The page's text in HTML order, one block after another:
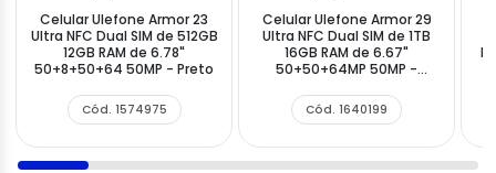
Celular Ulefone Armor 23
Ultra NFC Dual SIM de 512GB
12GB RAM de 6.78"
50+8+50+64 50MP - Preto
Cód. 1574975
Celular Ulefone Armor 29
Ultra NFC Dual SIM de 1TB
16GB RAM de 6.67"
50+50+64MP 50MP -
Cód. 1640199